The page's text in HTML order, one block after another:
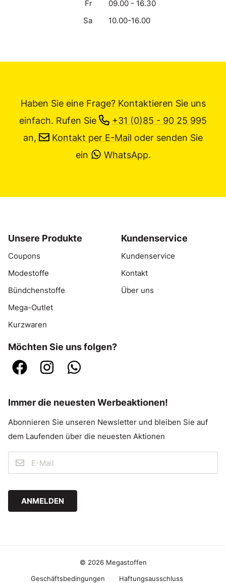
Fr
09.00 - 16.30
Sa
10.00-16.00
Haben Sie eine Frage? Kontaktieren Sie uns
einfach. Rufen Sie
+31 (0)85 - 90 25 995
an,
Kontakt per E-Mail oder senden Sie
ein
WhatsApp.
Unsere Produkte
Coupons
Modestoffe
Bündchenstoffe
Mega-Outlet
Kurzwaren
Kundenservice
Kundenservice
Kontakt
Über uns
Möchten Sie uns folgen?
Immer die neuesten Werbeaktionen!
Abonnieren Sie unseren Newsletter und bleiben Sie auf
dem Laufenden über die neuesten Aktionen
ANMELDEN
© 2026 Megastoffen
Geschäftsbedingungen
Haftungsausschluss